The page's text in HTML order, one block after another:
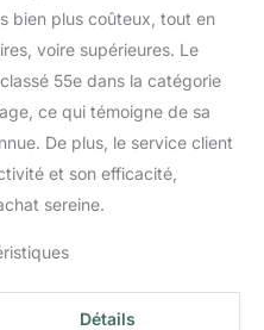
: 18 programmes
automatique
réglages de
manuels, 6
de massage et
de rouleaux
réglables, c'est
un fauteuil de
la relaxation à
bien plus coûteux, tout en
voire supérieures. Le
55e dans la catégorie
ce qui témoigne de sa
De plus, le service client
et son efficacité,
sereine.
Détails